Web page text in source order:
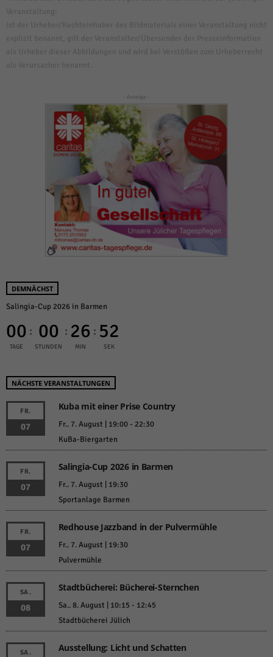
- Anzeige -
DEMNÄCHST
Salingia-Cup 2026 in Barmen
00
TAGE
: 00
STUNDEN
: 26
MIN
: 52
SEK
NÄCHSTE VERANSTALTUNGEN
FR.
07
Kuba mit einer Prise Country
Fr.. 7. August | 19:00- 22:30
KuBa-Biergarten
FR.
07
Salingia-Cup 2026 in Barmen
Fr.. 7. August | 19:30
Sportanlage Barmen
FR.
07
Redhouse Jazzband in der Pulvermühle
Fr.. 7. August | 19:30
Pulvermühle
SA.
08
Stadtbücherei: Bücherei-Sternchen
Sa.. 8. August | 10:15 - 12:45
Stadtbücherei Jülich
SA. Ausstellung: Licht und Schatten